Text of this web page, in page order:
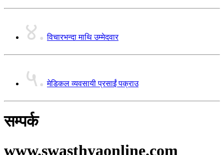
४. विचारभन्दा माथि उम्मेदवार
५. मेडिकल व्यवसायी प्रसाईं पक्राउ
सम्पर्क
www.swasthyaonline.com